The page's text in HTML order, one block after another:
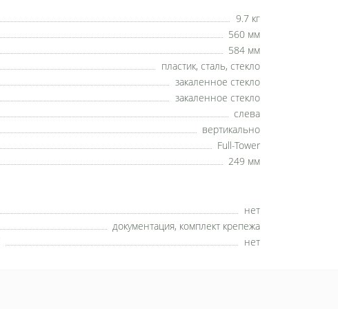
9.7 кг
560 мм
584 мм
пластик, сталь, стекло
закаленное стекло
закаленное стекло
слева
вертикально
Full-Tower
249 мм
нет
документация, комплект крепежа
нет